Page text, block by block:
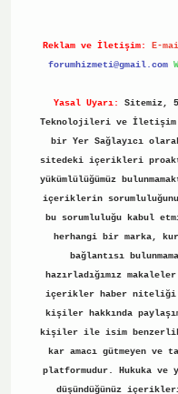
Reklam ve İletişim: E-
forumhizmeti@gmail.com
Yasal Uyarı:
Sitemiz,
Teknolojileri ve İletişim
bir Yer Sağlayıcı
sitedeki içerikleri
yükümlülüğümüz
içeriklerin
bu sorumluluğu kabul
herhangi bir marka,
bağlantısı
hazırladığımız
içerikler haber niteliği
kişiler hakkında
kişiler ile isim
kar amacı gütmeyen ve
platformudur. Hukuka ve
düşündüğünüz